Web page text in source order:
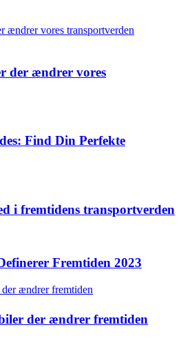
der ændrer vores
Find Din Perfekte
i fremtidens transportverden
Fremtiden 2023
der ændrer fremtiden